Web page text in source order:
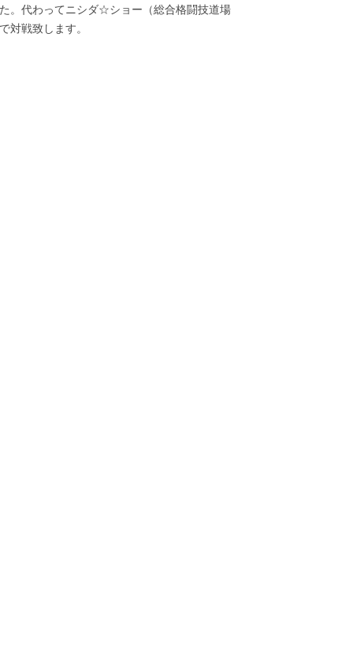
。代わってニシダ☆ショー（総合格闘技道場
対戦致します。